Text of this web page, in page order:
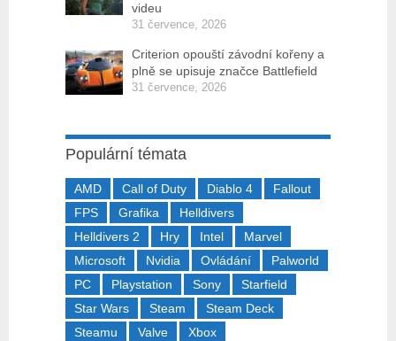
videu
31 července, 2026
Criterion opouští závodní kořeny a
plně se upisuje značce Battlefield
31 července, 2026
Populární témata
AMD Call of Duty Diablo 4
Fallout
FPS
Grafika
Helldivers
Helldivers 2
Hry Intel
Marvel
Microsoft
Nvidia Ovládání
Palworld
PC
Playstation Sony
Starfield
Star Wars
Steam
Steam Deck
Steamu
Valve Xbox